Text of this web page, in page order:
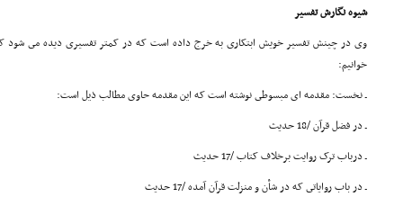
شیوه نگارش تفسیر
وى در چینش تفسیر خویش ابتکارى به خرج داده است که در کمتر تفسیرى دیده مى شود
خوانیم:
ـ نخست: مقدمه اى مبسوطى نوشته است که این مقدمه حاوى مطالب ذیل است:
ـ در فضل قرآن /18 حدیث
ـ درباب ترک روایت برخلاف کتاب /17 حدیث
ـ در باب روایاتى که در شأن و منزلت قرآن آمده /17 حدیث